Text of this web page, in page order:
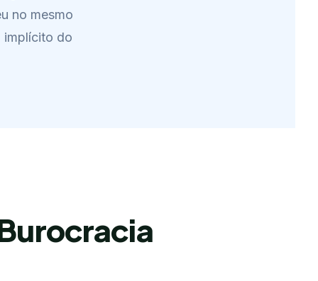
no mesmo
implícito do